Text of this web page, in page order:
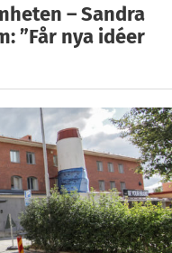
– Sandra
”Får nya idéer